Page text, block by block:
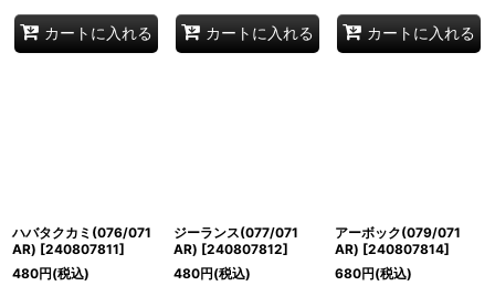
カートに入れる カートに入れる カートに入れる
ハバタクカミ(076/071
AR) [240807811]
480円(税込)
ジーランス(077/071
AR) [240807812]
480円(税込)
アーボック(079/071
AR) [240807814]
680円(税込)